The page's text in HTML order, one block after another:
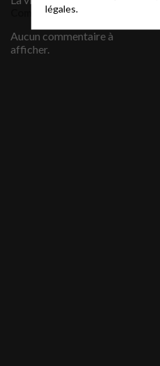
Commentaires récents
Aucun commentaire à
afficher.
légales.